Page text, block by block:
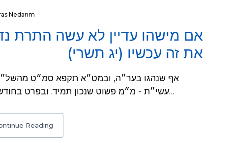
Nedarim
אם מישהו עדיין לא עשה התרת
את זה עכשיו (יג תשרי)
עשי״ת - מ״מ פשוט שנכון תמיד. ובפרט בחודש התשובה. והרי יש שנהגו ארבעים יום קודם…
Reading